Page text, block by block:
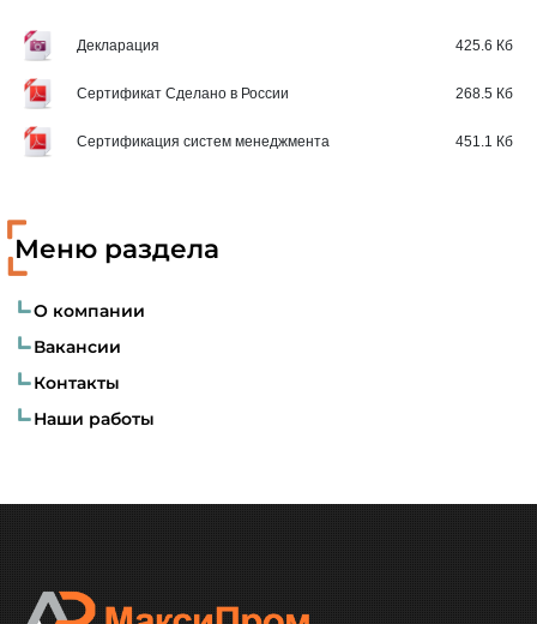
Декларация 425.6 Кб
Сертификат Сделано в России 268.5 Кб
Сертификация систем менеджмента 451.1 Кб
Меню раздела
О компании
Вакансии
Контакты
Наши работы